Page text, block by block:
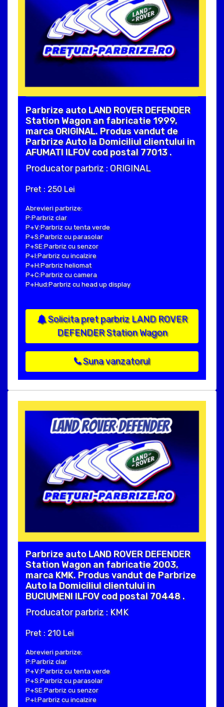
Parbrize auto LAND ROVER DEFENDER
Station Wagon an fabricatie 1999,
marca ORIGINAL. Produs vandut de
Parbrize Auto la Domiciliul clientului in
AFUMATI ILFOV cod postal 77013 .
Producator parbriz : ORIGINAL
Pret : 250 Lei
Abrevieri parbrize:
P:Parbriz clar
P+V:Parbriz cu tenta verde
P+S:Parbriz cu parasolar
P+SE:Parbriz cu senzor
P+I:Parbriz cu incalzire
P+H:Parbriz heliomat
P+C:Parbriz cu camera
P+Hud:Parbriz cu head up display
Solicita pret parbriz LAND ROVER
DEFENDER Station Wagon
Suna vanzatorul
Parbrize auto LAND ROVER DEFENDER
Station Wagon an fabricatie 2003,
marca KMK. Produs vandut de Parbrize
Auto la Domiciliul clientului in
BUCIUMENI ILFOV cod postal 70448 .
Producator parbriz : KMK
Pret : 210 Lei
Abrevieri parbrize:
P:Parbriz clar
P+V:Parbriz cu tenta verde
P+S:Parbriz cu parasolar
P+SE:Parbriz cu senzor
P+I:Parbriz cu incalzire